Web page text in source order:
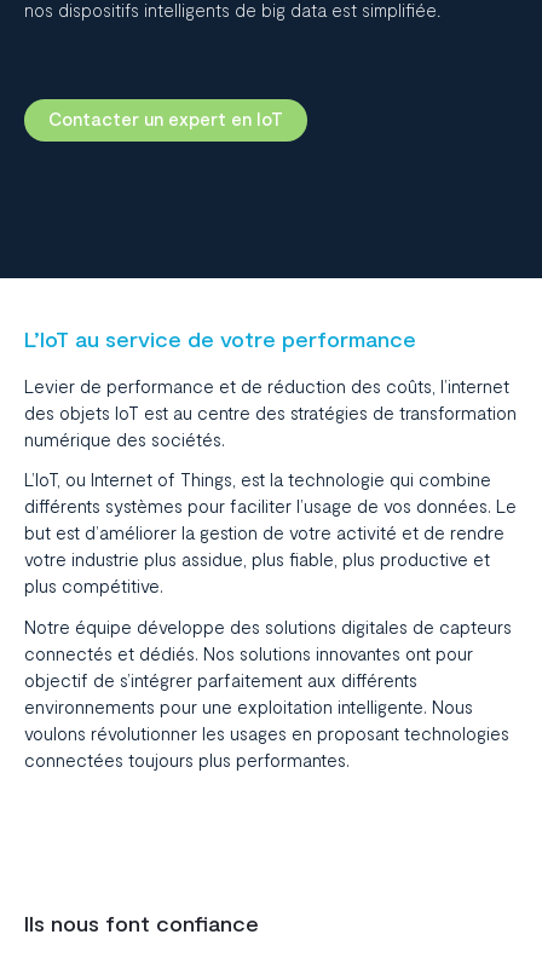
nos dispositifs intelligents de big data est simplifiée.
Contacter un expert en IoT
L’IoT au service de votre performance
Levier de performance et de réduction des coûts, l’internet
des objets IoT est au centre des stratégies de transformation
numérique des sociétés.
L’IoT, ou Internet of Things, est la technologie qui combine
différents systèmes pour faciliter l’usage de vos données. Le
but est d’améliorer la gestion de votre activité et de rendre
votre industrie plus assidue, plus fiable, plus productive et
plus compétitive.
Notre équipe développe des solutions digitales de capteurs
connectés et dédiés. Nos solutions innovantes ont pour
objectif de s’intégrer parfaitement aux différents
environnements pour une exploitation intelligente. Nous
voulons révolutionner les usages en proposant technologies
connectées toujours plus performantes.
Ils nous font confiance